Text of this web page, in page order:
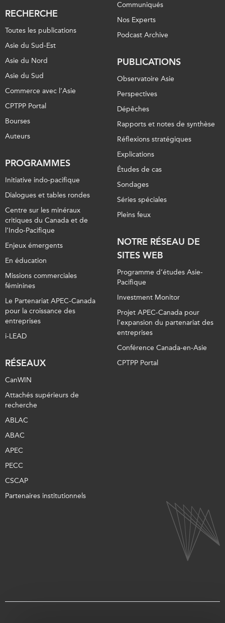
RECHERCHE
Toutes les publications
Asie du Sud-Est
Asie du Nord
Asie du Sud
Commerce avec l’Asie
CPTPP Portal
Bourses
Auteurs
PROGRAMMES
Initiative indo-pacifique
Dialogues et tables rondes
Centre sur les minéraux
critiques du Canada et de
l’Indo-Pacifique
Enjeux émergents
En éducation
Missions commerciales
féminines
Le Partenariat APEC-Canada
pour la croissance des
entreprises
i-LEAD
RÉSEAUX
CanWIN
Attachés supérieurs de
recherche
ABLAC
ABAC
APEC
PECC
CSCAP
Partenaires institutionnels
Communiqués
Nos Experts
Podcast Archive
PUBLICATIONS
Observatoire Asie
Perspectives
Dépêches
Rapports et notes de synthèse
Réflexions stratégiques
Explications
Études de cas
Sondages
Séries spéciales
Pleins feux
NOTRE RÉSEAU DE
SITES WEB
Programme d’études Asie-
Pacifique
Investment Monitor
Projet APEC-Canada pour
l’expansion du partenariat des
entreprises
Conférence Canada-en-Asie
CPTPP Portal